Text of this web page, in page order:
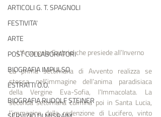
ARTICOLI G. T. SPAGNOLI
FESTIVITA'
ARTE
POST COLLABORATORI
BIOGRAFIA IMPULSO
ESTRATTI O.O.
BIOGRAFIA RUDOLF STEINER
L’Arcangelo Garbriel che presiede all’Inverno
La prima settimana di Avvento realizza se
stessa nell’immagine dell’anima paradisiaca
della Vergine Eva-Sofia, l’Immacolata. La
seconda settimana culmina poi in Santa Lucia,
l’immagine della redenzione di Lucifero, vinto